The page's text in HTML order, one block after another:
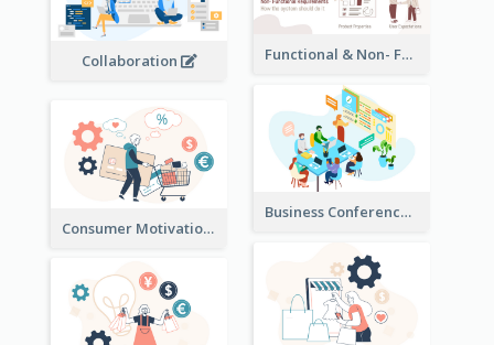
Collaboration Functional & Non- Functional Requirements Illustration
Business Conference Illustration
Consumer Motivation Illustration